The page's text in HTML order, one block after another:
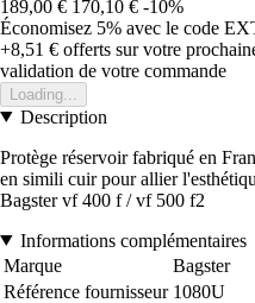
189,00 € 170,10 € -10%
Économisez 5% avec le code
+8,51 € offerts sur votre
validation de votre commande
Loading...
Description
Protège réservoir fabriqué en
en simili cuir pour allier
Bagster vf 400 f / vf 500 f2
Informations complémentaires
Marque
Bagster
Référence fournisseur 1080U